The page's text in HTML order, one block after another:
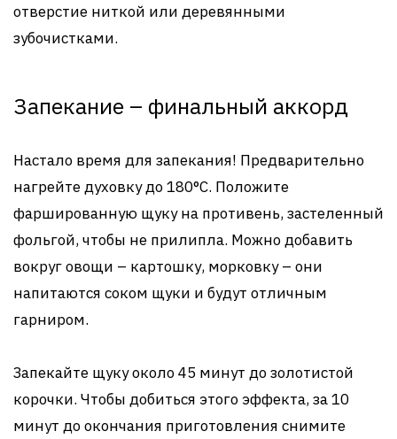
отверстие ниткой или деревянными
зубочистками.
Запекание – финальный аккорд
Настало время для запекания! Предварительно
нагрейте духовку до 180°C. Положите
фаршированную щуку на противень, застеленный
фольгой, чтобы не прилипла. Можно добавить
вокруг овощи – картошку, морковку – они
напитаются соком щуки и будут отличным
гарниром.
Запекайте щуку около 45 минут до золотистой
корочки. Чтобы добиться этого эффекта, за 10
минут до окончания приготовления снимите